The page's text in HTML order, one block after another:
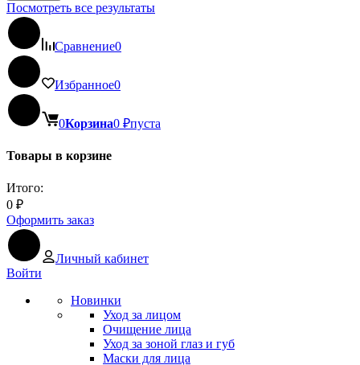
Посмотреть все результаты
Сравнение0
Избранное0
0Корзина0 ₽пуста
Товары в корзине
Итого:
0 ₽
Оформить заказ
Личный кабинет
Войти
Новинки
Уход за лицом
Очищение лица
Уход за зоной глаз и губ
Маски для лица